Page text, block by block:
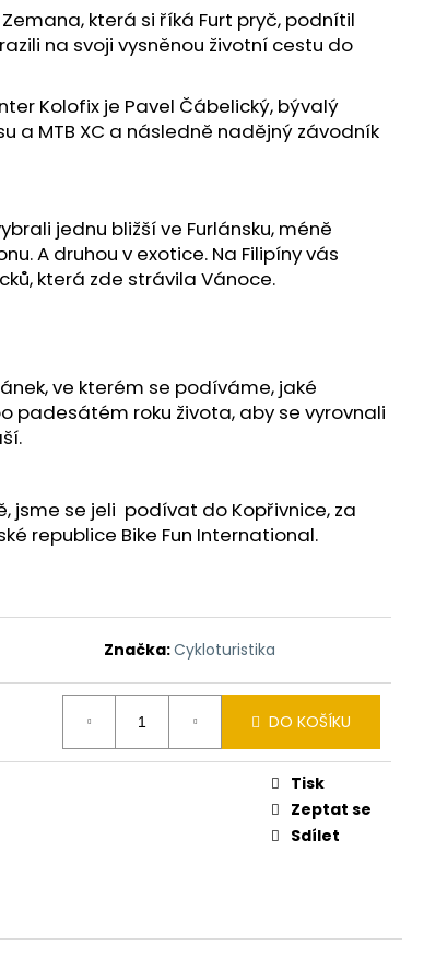
která si říká Furt pryč, podnítil
na svoji vysněnou životní cestu do
Kolofix je Pavel Čábelický, bývalý
a MTB XC a následně nadějný závodník
jednu bližší ve Furlánsku, méně
A druhou v exotice. Na Filipíny vás
která zde strávila Vánoce.
ve kterém se podíváme, jaké
padesátém roku života, aby se vyrovnali
jsme se jeli podívat do Kopřivnice, za
republice Bike Fun International.
Značka:Cykloturistika
DO KOŠÍKU
Tisk
Zeptat se
Sdílet